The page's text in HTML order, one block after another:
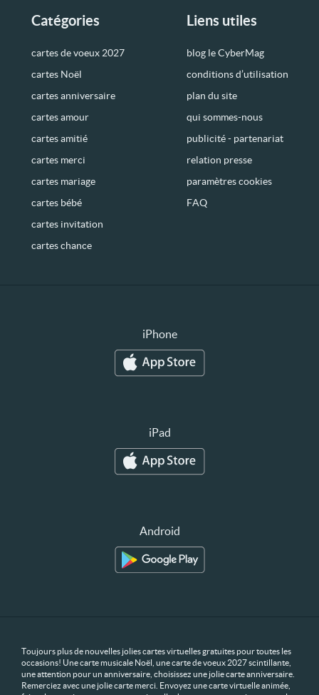
Catégories
cartes de voeux 2027
cartes Noël
cartes anniversaire
cartes amour
cartes amitié
cartes merci
cartes mariage
cartes bébé
cartes invitation
cartes chance
Liens utiles
blog le CyberMag
conditions d’utilisation
plan du site
qui sommes-nous
publicité - partenariat
relation presse
paramètres cookies
FAQ
iPhone
iPad
Android
Toujours plus de nouvelles jolies cartes virtuelles gratuites pour toutes les
occasions! Une carte musicale Noël, une carte de voeux 2027 scintillante,
une attention pour un anniversaire, choisissez une jolie carte anniversaire.
Remerciez avec une jolie carte merci. Envoyez une carte virtuelle animée,